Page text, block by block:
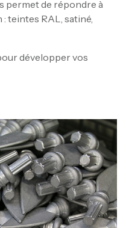
permet de répondre à
teintes RAL, satiné,
développer vos